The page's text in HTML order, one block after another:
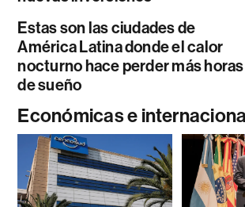
Estas son las ciudades de
América Latina donde el calor
nocturno hace perder más horas
de sueño
Económicas e